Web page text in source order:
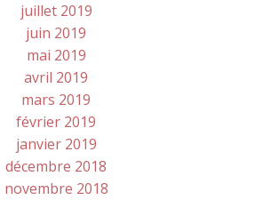
juillet 2019
juin 2019
mai 2019
avril 2019
mars 2019
février 2019
janvier 2019
décembre 2018
novembre 2018